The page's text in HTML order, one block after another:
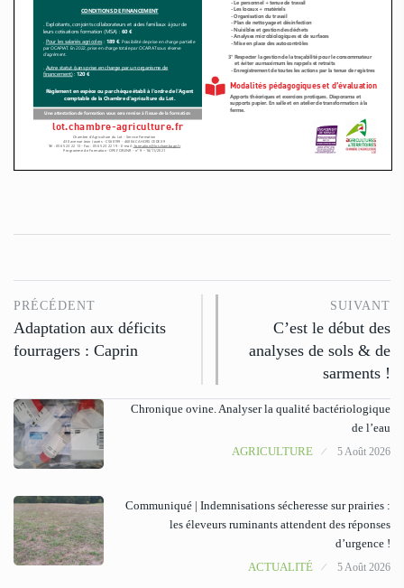
PRÉCÉDENT
Adaptation aux déficits
fourragers : Caprin
SUIVANT
C’est le début des
analyses de sols & de
sarments !
Chronique ovine. Analyser la qualité bactériologique
de l’eau
AGRICULTURE
5 Août 2026
Communiqué | Indemnisations sécheresse sur prairies :
les éleveurs ruminants attendent des réponses
d’urgence !
ACTUALITÉ
5 Août 2026